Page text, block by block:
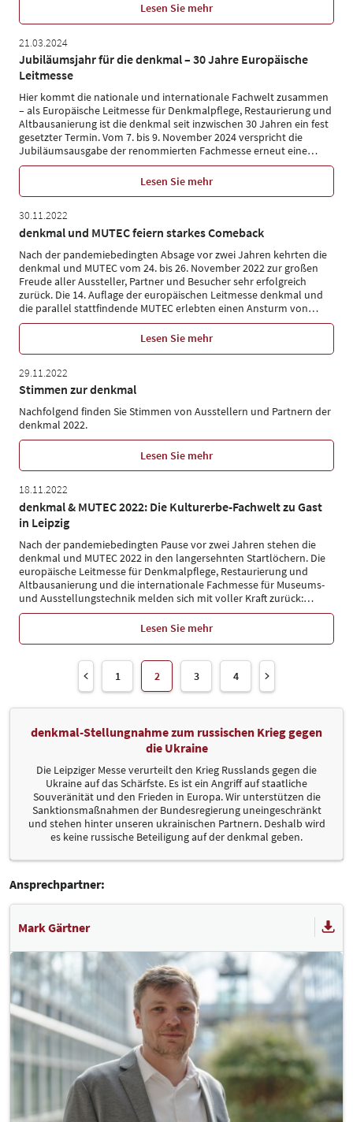
Lesen Sie mehr
21.03.2024
Jubiläumsjahr für die denkmal – 30 Jahre Europäische
Leitmesse
Hier kommt die nationale und internationale Fachwelt zusammen
– als Europäische Leitmesse für Denkmalpflege, Restaurierung und
Altbausanierung ist die denkmal seit inzwischen 30 Jahren ein fest
gesetzter Termin. Vom 7. bis 9. November 2024 verspricht die
Jubiläumsausgabe der renommierten Fachmesse erneut eine…
Lesen Sie mehr
30.11.2022
denkmal und MUTEC feiern starkes Comeback
Nach der pandemiebedingten Absage vor zwei Jahren kehrten die
denkmal und MUTEC vom 24. bis 26. November 2022 zur großen
Freude aller Aussteller, Partner und Besucher sehr erfolgreich
zurück. Die 14. Auflage der europäischen Leitmesse denkmal und
die parallel stattfindende MUTEC erlebten einen Ansturm von…
Lesen Sie mehr
29.11.2022
Stimmen zur denkmal
Nachfolgend finden Sie Stimmen von Ausstellern und Partnern der
denkmal 2022.
Lesen Sie mehr
18.11.2022
denkmal & MUTEC 2022: Die Kulturerbe-Fachwelt zu Gast
in Leipzig
Nach der pandemiebedingten Pause vor zwei Jahren stehen die
denkmal und MUTEC 2022 in den langersehnten Startlöchern. Die
europäische Leitmesse für Denkmalpflege, Restaurierung und
Altbausanierung und die internationale Fachmesse für Museums-
und Ausstellungstechnik melden sich mit voller Kraft zurück:…
Lesen Sie mehr
1 2 3 4
denkmal-Stellungnahme zum russischen Krieg gegen
die Ukraine
Die Leipziger Messe verurteilt den Krieg Russlands gegen die
Ukraine auf das Schärfste. Es ist ein Angriff auf staatliche
Souveränität und den Frieden in Europa. Wir unterstützen die
Sanktionsmaßnahmen der Bundesregierung uneingeschränkt
und stehen hinter unseren ukrainischen Partnern. Deshalb wird
es keine russische Beteiligung auf der denkmal geben.
Ansprechpartner:
Mark Gärtner